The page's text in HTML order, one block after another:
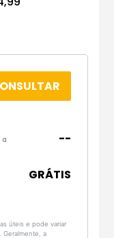
a
--
GRÁTIS
úteis e pode variar
Geralmente, a